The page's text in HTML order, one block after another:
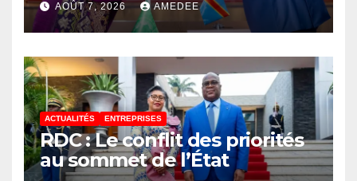
de développement de
l’Union africaine–Nouveau
Partenariat pour le
développement de l’Afrique
(AUDA-NEPAD)
AOÛT 7, 2026 AMEDEE
ACTUALITÉS ENTREPRISES
RDC : Le conflit des priorités
au sommet de l’État